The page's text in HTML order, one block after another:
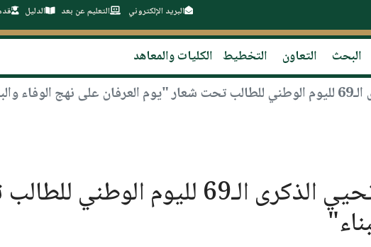
البريد الإلكتروني التعليم عن بعد الدليل
البحث التعاون التخطيط الكليات والمعاهد
جامعة سطيف 1 فرحات عباس تحيي الذكرى الـ69